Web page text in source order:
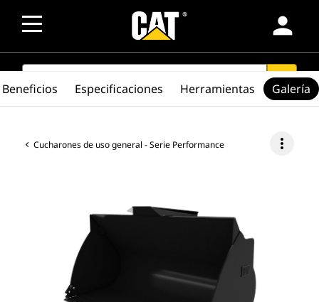
person
SEARCH search
Cucharones de uso general - Serie Performance more_vert
Beneficios Especificaciones Herramientas Galería